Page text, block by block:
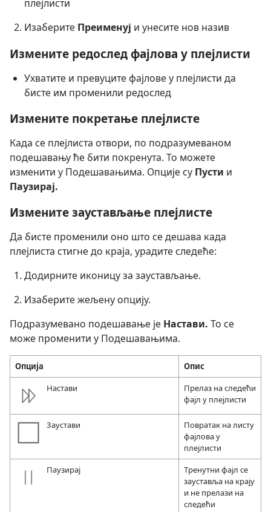
плејлисти
Изаберите Преименуј и унесите нов назив
Измените редослед фајлова у плејлисти
Ухватите и превуците фајлове у плејлисти да
бисте им променили редослед
Измените покретање плејлисте
Када се плејлиста отвори, по подразумеваном
подешавању ће бити покренута. То можете
изменити у Подешавањима. Опције су Пусти и
Паузирај.
Измените заустављање плејлисте
Да бисте променили оно што се дешава када
плејлиста стигне до краја, урадите следеће:
Додирните иконицу за заустављање.
Изаберите жељену опцију.
Подразумевано подешавање је Настави. То се
може променити у Подешавањима.
Опција
Опис
Настави
Прелаз на следећи
фајл у плејлисти
Заустави
Повратак на листу
фајлова у
плејлисти
Паузирај
Тренутни фајл се
зауставља на крају
и не прелази на
следећи